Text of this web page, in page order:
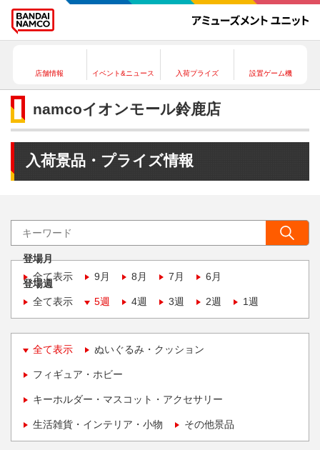
店舗情報 イベント&ニュース 入荷プライズ 設置ゲーム機
namcoイオンモール鈴鹿店
入荷景品・プライズ情報
登場月
全て表示
9月 8月 7月 6月
登場週
全て表示
5週 4週 3週 2週 1週
全て表示 ぬいぐるみ・クッション
フィギュア・ホビー
キーホルダー・マスコット・アクセサリー
生活雑貨・インテリア・小物 その他景品